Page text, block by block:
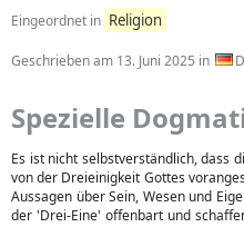
Eingeordnet in Religion
Geschrieben am 13. Juni 2025 in
Spezielle
Es ist nicht selbstverständlich, dass
von der Dreieinigkeit Gottes
Aussagen über Sein, Wesen und
der 'Drei-Eine' offenbart und